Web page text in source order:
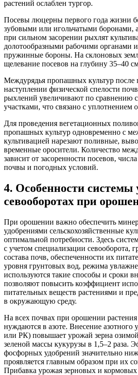
растений ослаблен тургор.
Посевы люцерны первого года жизни
зубовыми или игольчатыми боронами,
при сильном засорении рыхлят
долотообразными рабочими органами
пружинные бороны. На склоновых
щелевание посевов на глубину 35–40
Междурядья пропашных культур после
наступлении физической спелости
рыхлений увеличивают по сравнению
участками, что связано с
Для проведения вегетационных
пропашных культур одновременно с
культивацией нарезают поливные,
временные оросители. Количество
зависит от засоренности посевов,
почвы и погодных условий.
4. Особенности системы
севооборотах при
При орошении важно обеспечить
удобрениями сельскохозяйственные
оптимальной потребности. Здесь
с учетом специализации севооборота,
состава почв, обеспеченности их
уровня грунтовых вод, режима
используются такие способы и сроки
позволяют повысить коэффициент
питательных веществ растениями и
в окружающую среду.
На всех почвах при орошении
нуждаются в азоте. Внесение азотного
или РК) повышает урожай зерна
зеленой массы кукурузы в 1,5–2 раза.
фосфорных удобрений значительно
проявляется главным образом при их
Прибавка урожая зерновых и кормовых